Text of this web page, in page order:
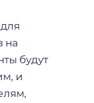
на
будут
и